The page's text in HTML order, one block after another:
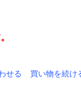
せる 買い物を続け